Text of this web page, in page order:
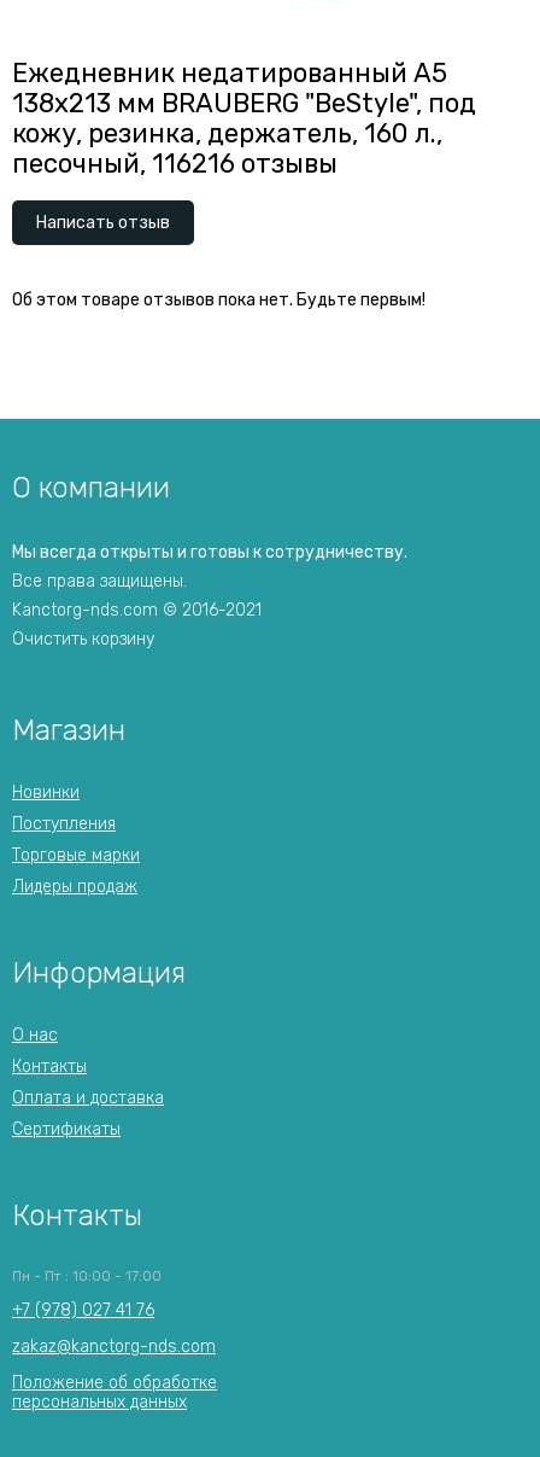
Ежедневник недатированный А5
138х213 мм BRAUBERG "BeStyle", под
кожу, резинка, держатель, 160 л.,
песочный, 116216 отзывы
Написать отзыв
Об этом товаре отзывов пока нет. Будьте первым!
О компании
Мы всегда открыты и готовы к сотрудничеству.
Все права защищены.
Kanctorg-nds.com © 2016-2021
Очистить корзину
Магазин
Новинки
Поступления
Торговые марки
Лидеры продаж
Информация
О нас
Контакты
Оплата и доставка
Сертификаты
Контакты
Пн - Пт : 10:00 - 17:00
+7 (978) 027 41 76
zakaz@kanctorg-nds.com
Положение об обработке
персональных данных